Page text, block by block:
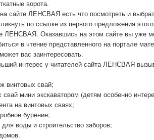
ворота.
сайте ЛЕНСВАЯ есть что посмотреть и
по ссылке из первого предложения
ЛЕНСВАЯ. Оказавшись на этом сайте вы уже
в чтение представленного на портале
вас заинтересовать.
интерес у читателей сайта ЛЕНСВАЯ
винтовых свай;
мини экскаватором (детям особенно
на винтовых сваях;
бурение;
воды и строительство заборов;